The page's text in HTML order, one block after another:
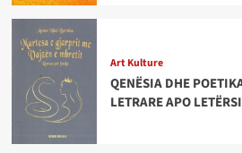
Art Kulture
QENËSIA DHE
LETRARE APO